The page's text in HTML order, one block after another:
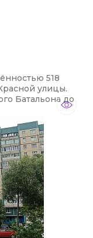
518
улицы.
Батальона до